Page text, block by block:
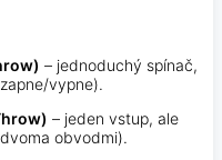
– jednoduchý spínač,
vypne).
– jeden vstup, ale
obvodmi).